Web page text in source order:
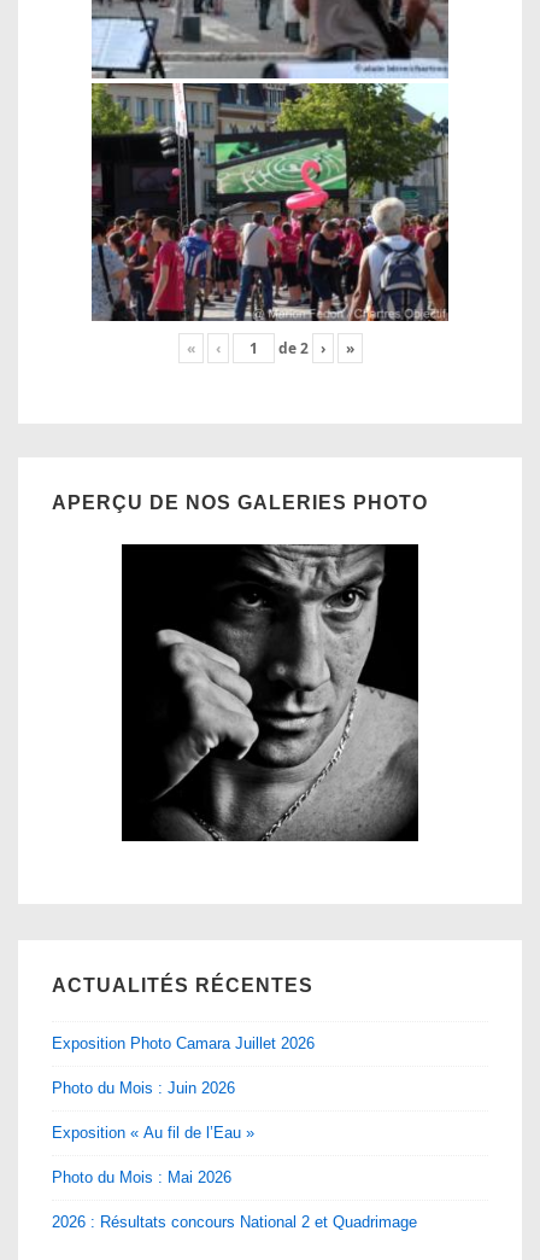
« ‹ de2 › »
APERÇU DE NOS GALERIES PHOTO
ACTUALITÉS RÉCENTES
Exposition Photo Camara Juillet 2026
Photo du Mois : Juin 2026
Exposition « Au fil de l’Eau »
Photo du Mois : Mai 2026
2026 : Résultats concours National 2 et Quadrimage